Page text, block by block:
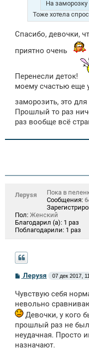
На заморозку
Тоже хотела
Спасибо, девочки,
приятно очень
Перенесли деток!
моему счастью еще
заморозить, это
Прошлый то раз
раз вообще всё
Лeрysя
Пока в
Сообщения:
Пол: Женский
Благодарил (а): 1 раз
Поблагодарили: 1 раз
С
о
б
щ
е
н
и
е
Лeрysя 07 дек 2017,
Чувствую себя
невольно
Девочки, у кого
прошлый раз не
неудачная. Просто
назначают.